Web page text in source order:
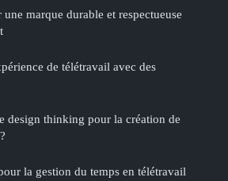
marque durable et respectueuse
de télétravail avec des
design thinking pour la création de
la gestion du temps en télétravail